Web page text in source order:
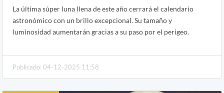
La última súper luna llena de este año cerrará el calendario
astronómico con un brillo excepcional. Su tamaño y
luminosidad aumentarán gracias a su paso por el perigeo.
Publicado: 04-12-2025 11:58